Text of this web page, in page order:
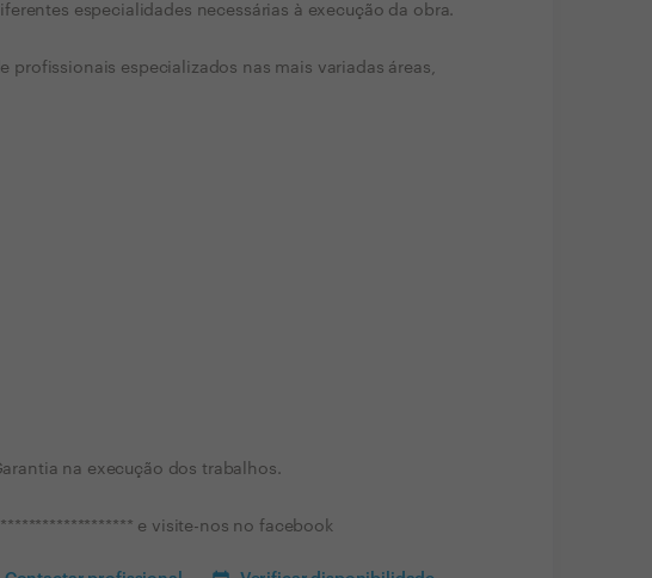
especialidades necessárias à execução da obra.
profissionais especializados nas mais variadas áreas,
na execução dos trabalhos.
e visite-nos no facebook